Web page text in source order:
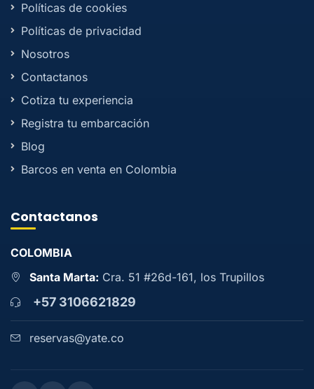
Políticas de cookies
Políticas de privacidad
Nosotros
Contactanos
Cotiza tu experiencia
Registra tu embarcación
Blog
Barcos en venta en Colombia
Contactanos
COLOMBIA
Santa Marta: Cra. 51 #26d-161, los Trupillos
+57 3106621829
reservas@yate.co